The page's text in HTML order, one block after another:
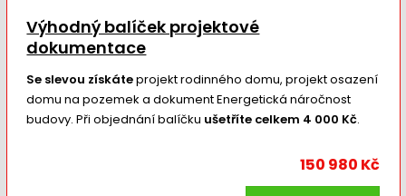
Výhodný balíček projektové
dokumentace
Se slevou získáteprojekt rodinného domu, projekt osazení
domu na pozemek a dokument Energetická náročnost
budovy. Při objednání balíčku ušetříte celkem 4 000 Kč.
150 980 Kč